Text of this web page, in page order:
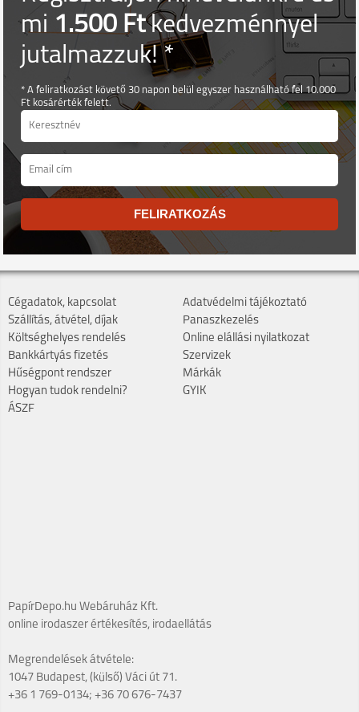
mi1.500 Ftkedvezménnyel
jutalmazzuk! *
* A feliratkozást követő 30 napon belül egyszer használható fel 10.000
Ft kosárérték felett.
FELIRATKOZÁS
Cégadatok, kapcsolat
Szállítás, átvétel, díjak
Költséghelyes rendelés
Bankkártyás fizetés
Hűségpont rendszer
Hogyan tudok rendelni?
ÁSZF
Adatvédelmi tájékoztató
Panaszkezelés
Online elállási nyilatkozat
Szervizek
Márkák
GYIK
PapírDepo.hu Webáruház Kft.
online irodaszer értékesítés, irodaellátás
Megrendelések átvétele:
1047 Budapest, (külső) Váci út 71.
+36 1 769-0134; +36 70 676-7437